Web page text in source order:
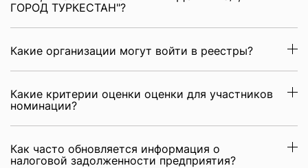
ГОРОД ТУРКЕСТАН"?
Какие организации могут войти в реестры?
Какие критерии оценки оценки для участников
номинации?
Как часто обновляется информация о
налоговой задолженности предприятия?